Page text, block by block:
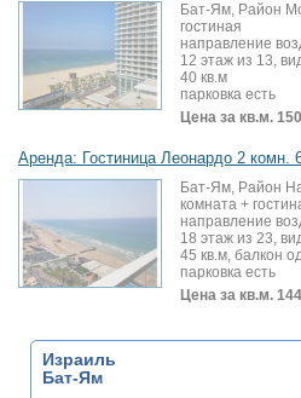
Бат-Ям, Район
гостиная
направление
12 этаж из 13,
40 кв.м
парковка есть
Цена за кв.м.
Аренда: Гостиница Леонардо 2 комн.
Бат-Ям, Район
комната +
направление
18 этаж из 23,
45 кв.м, балкон
парковка есть
Цена за кв.м.
Израиль
Бат-Ям